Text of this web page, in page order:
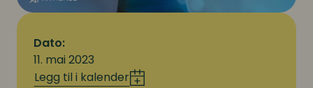
Dato:
11. mai 2023
Legg til i kalender